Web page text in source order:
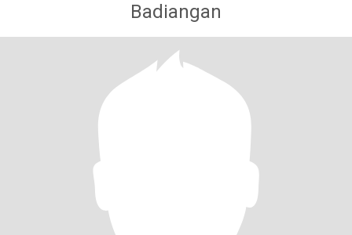
Badiangan